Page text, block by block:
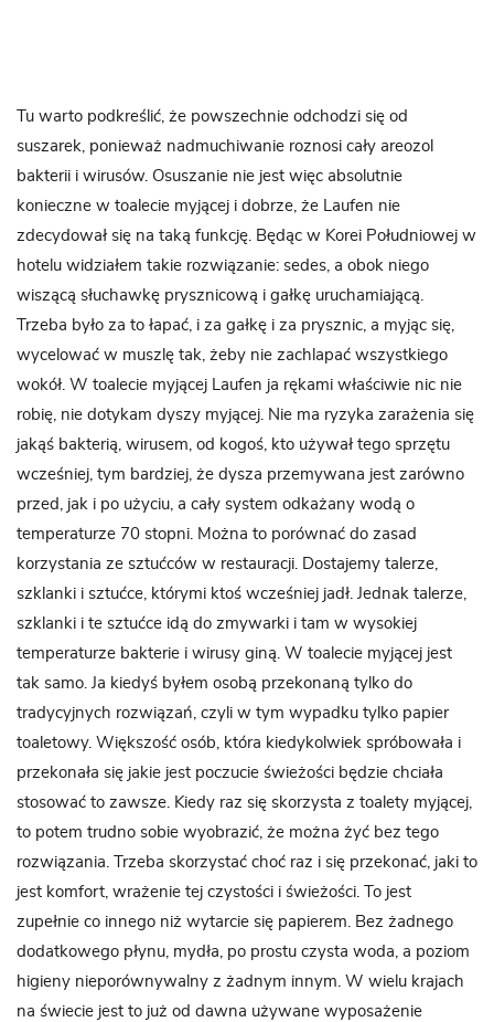
Tu warto podkreślić, że powszechnie odchodzi się od
suszarek, ponieważ nadmuchiwanie roznosi cały areozol
bakterii i wirusów. Osuszanie nie jest więc absolutnie
konieczne w toalecie myjącej i dobrze, że Laufen nie
zdecydował się na taką funkcję. Będąc w Korei Południowej w
hotelu widziałem takie rozwiązanie: sedes, a obok niego
wiszącą słuchawkę prysznicową i gałkę uruchamiającą.
Trzeba było za to łapać, i za gałkę i za prysznic, a myjąc się,
wycelować w muszlę tak, żeby nie zachlapać wszystkiego
wokół. W toalecie myjącej Laufen ja rękami właściwie nic nie
robię, nie dotykam dyszy myjącej. Nie ma ryzyka zarażenia się
jakąś bakterią, wirusem, od kogoś, kto używał tego sprzętu
wcześniej, tym bardziej, że dysza przemywana jest zarówno
przed, jak i po użyciu, a cały system odkażany wodą o
temperaturze 70 stopni. Można to porównać do zasad
korzystania ze sztućców w restauracji. Dostajemy talerze,
szklanki i sztućce, którymi ktoś wcześniej jadł. Jednak talerze,
szklanki i te sztućce idą do zmywarki i tam w wysokiej
temperaturze bakterie i wirusy giną. W toalecie myjącej jest
tak samo. Ja kiedyś byłem osobą przekonaną tylko do
tradycyjnych rozwiązań, czyli w tym wypadku tylko papier
toaletowy. Większość osób, która kiedykolwiek spróbowała i
przekonała się jakie jest poczucie świeżości będzie chciała
stosować to zawsze. Kiedy raz się skorzysta z toalety myjącej,
to potem trudno sobie wyobrazić, że można żyć bez tego
rozwiązania. Trzeba skorzystać choć raz i się przekonać, jaki to
jest komfort, wrażenie tej czystości i świeżości. To jest
zupełnie co innego niż wytarcie się papierem. Bez żadnego
dodatkowego płynu, mydła, po prostu czysta woda, a poziom
higieny nieporównywalny z żadnym innym. W wielu krajach
na świecie jest to już od dawna używane wyposażenie